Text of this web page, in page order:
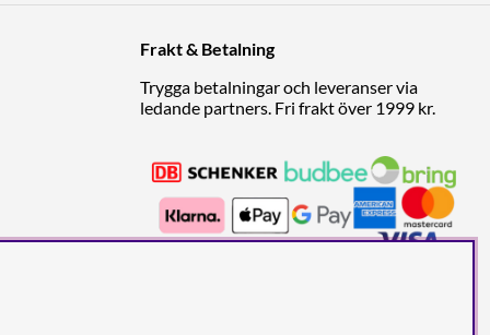
Frakt & Betalning
Trygga betalningar och leveranser via
ledande partners. Fri frakt över 1999 kr.